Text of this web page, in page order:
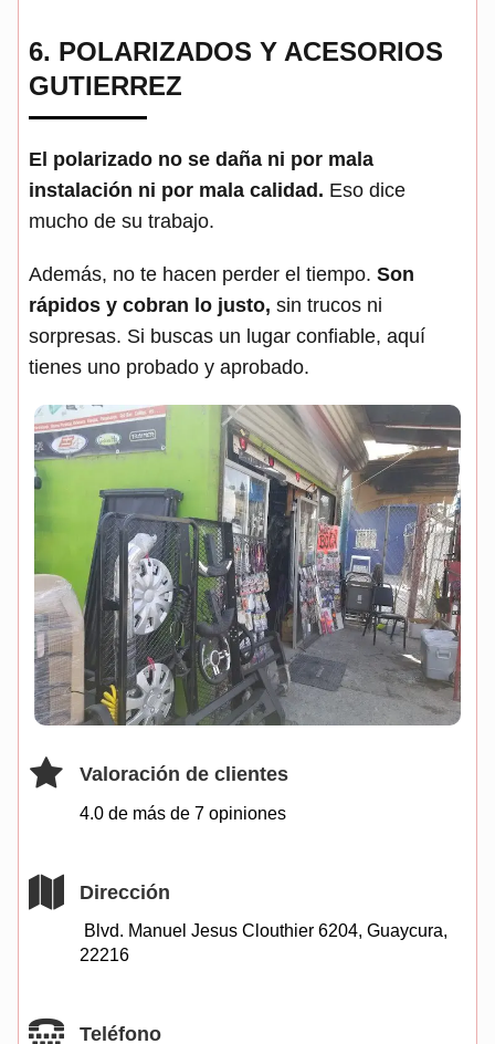
6. POLARIZADOS Y ACESORIOS
GUTIERREZ
El polarizado no se daña ni por mala
instalación ni por mala calidad. Eso dice
mucho de su trabajo.
Además, no te hacen perder el tiempo. Son
rápidos y cobran lo justo, sin trucos ni
sorpresas. Si buscas un lugar confiable, aquí
tienes uno probado y aprobado.
Valoración de clientes
4.0 de más de 7 opiniones
Dirección
Blvd. Manuel Jesus Clouthier 6204, Guaycura,
22216
Teléfono